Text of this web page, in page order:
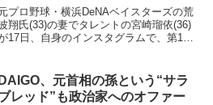
プロ野球・横浜DeNAベイスターズの荒
翔氏(33)の妻でタレントの宮崎瑠依(36)
17日、自身のインスタグラムで、第1子
DAIGO、元首相の孫という“サラ
レッド”も政治家へのオファー